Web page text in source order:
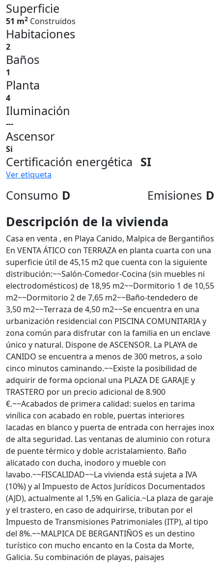
Superficie
51 m2 Construidos
Habitaciones
2
Baños
1
Planta
4
Iluminación
---
Ascensor
Si
Certificación energética SI
Ver etiqueta
Consumo D Emisiones D
Descripción de la vivienda
Casa en venta , en Playa Canido, Malpica de Bergantiños
En VENTA ÁTICO con TERRAZA en planta cuarta con una
superficie útil de 45,15 m2 que cuenta con la siguiente
distribución:~~Salón-Comedor-Cocina (sin muebles ni
electrodomésticos) de 18,95 m2~~Dormitorio 1 de 10,55
m2~~Dormitorio 2 de 7,65 m2~~Baño-tendedero de
3,50 m2~~Terraza de 4,50 m2~~Se encuentra en una
urbanización residencial con PISCINA COMUNITARIA y
zona común para disfrutar con la familia en un enclave
único y natural. Dispone de ASCENSOR. La PLAYA de
CANIDO se encuentra a menos de 300 metros, a solo
cinco minutos caminando.~~Existe la posibilidad de
adquirir de forma opcional una PLAZA DE GARAJE y
TRASTERO por un precio adicional de 8.900
€.~~Acabados de primera calidad: suelos en tarima
vinílica con acabado en roble, puertas interiores
lacadas en blanco y puerta de entrada con herrajes inox
de alta seguridad. Las ventanas de aluminio con rotura
de puente térmico y doble acristalamiento. Baño
alicatado con ducha, inodoro y mueble con
lavabo.~~FISCALIDAD~~La vivienda está sujeta a IVA
(10%) y al Impuesto de Actos Jurídicos Documentados
(AJD), actualmente al 1,5% en Galicia.~La plaza de garaje
y el trastero, en caso de adquirirse, tributan por el
Impuesto de Transmisiones Patrimoniales (ITP), al tipo
del 8%.~~MALPICA DE BERGANTIÑOS es un destino
turístico con mucho encanto en la Costa da Morte,
Galicia. Su combinación de playas, paisajes